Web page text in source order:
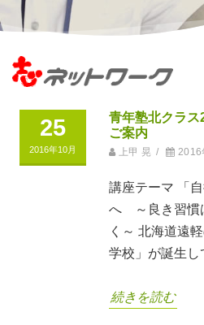
25
2016年10月
青年塾北クラス
ご案内
上甲 晃 / 2016
講座テーマ 「
へ ～良き習慣
く～ 北海道遠
学校」が誕生し
続きを読む